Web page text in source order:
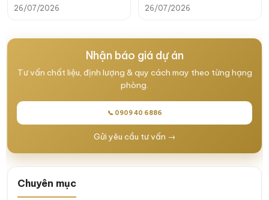
26/07/2026 26/07/2026
Nhận báo giá dự án
Tư vấn chất liệu, định lượng & quy cách may theo từng hạng
phòng.
📞 0909 40 6886
Gửi yêu cầu tư vấn →
Chuyên mục